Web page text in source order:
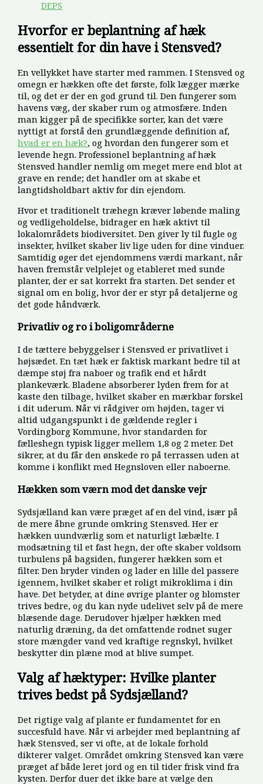
DEPS
Hvorfor er beplantning af hæk
essentielt for din have i Stensved?
En vellykket have starter med rammen. I Stensved og
omegn er hækken ofte det første, folk lægger mærke
til, og det er der en god grund til. Den fungerer som
havens væg, der skaber rum og atmosfære. Inden
man kigger på de specifikke sorter, kan det være
nyttigt at forstå den grundlæggende definition af,
hvad er en hæk?, og hvordan den fungerer som et
levende hegn. Professionel beplantning af hæk
Stensved handler nemlig om meget mere end blot at
grave en rende; det handler om at skabe et
langtidsholdbart aktiv for din ejendom.
Hvor et traditionelt træhegn kræver løbende maling
og vedligeholdelse, bidrager en hæk aktivt til
lokalområdets biodiversitet. Den giver ly til fugle og
insekter, hvilket skaber liv lige uden for dine vinduer.
Samtidig øger det ejendommens værdi markant, når
haven fremstår velplejet og etableret med sunde
planter, der er sat korrekt fra starten. Det sender et
signal om en bolig, hvor der er styr på detaljerne og
det gode håndværk.
Privatliv og ro i boligområderne
I de tættere bebyggelser i Stensved er privatlivet i
højsædet. En tæt hæk er faktisk markant bedre til at
dæmpe støj fra naboer og trafik end et hårdt
plankeværk. Bladene absorberer lyden frem for at
kaste den tilbage, hvilket skaber en mærkbar forskel
i dit uderum. Når vi rådgiver om højden, tager vi
altid udgangspunkt i de gældende regler i
Vordingborg Kommune, hvor standarden for
fælleshegn typisk ligger mellem 1,8 og 2 meter. Det
sikrer, at du får den ønskede ro på terrassen uden at
komme i konflikt med Hegnsloven eller naboerne.
Hækken som værn mod det danske vejr
Sydsjælland kan være præget af en del vind, især på
de mere åbne grunde omkring Stensved. Her er
hækken uundværlig som et naturligt læbælte. I
modsætning til et fast hegn, der ofte skaber voldsom
turbulens på bagsiden, fungerer hækken som et
filter. Den bryder vinden og lader en lille del passere
igennem, hvilket skaber et roligt mikroklima i din
have. Det betyder, at dine øvrige planter og blomster
trives bedre, og du kan nyde udelivet selv på de mere
blæsende dage. Derudover hjælper hækken med
naturlig dræning, da det omfattende rodnet suger
store mængder vand ved kraftige regnskyl, hvilket
beskytter din plæne mod at blive sumpet.
Valg af hæktyper: Hvilke planter
trives bedst på Sydsjælland?
Det rigtige valg af plante er fundamentet for en
succesfuld have. Når vi arbejder med beplantning af
hæk Stensved, ser vi ofte, at de lokale forhold
dikterer valget. Området omkring Stensved kan være
præget af både leret jord og en til tider frisk vind fra
kysten. Derfor duer det ikke bare at vælge den